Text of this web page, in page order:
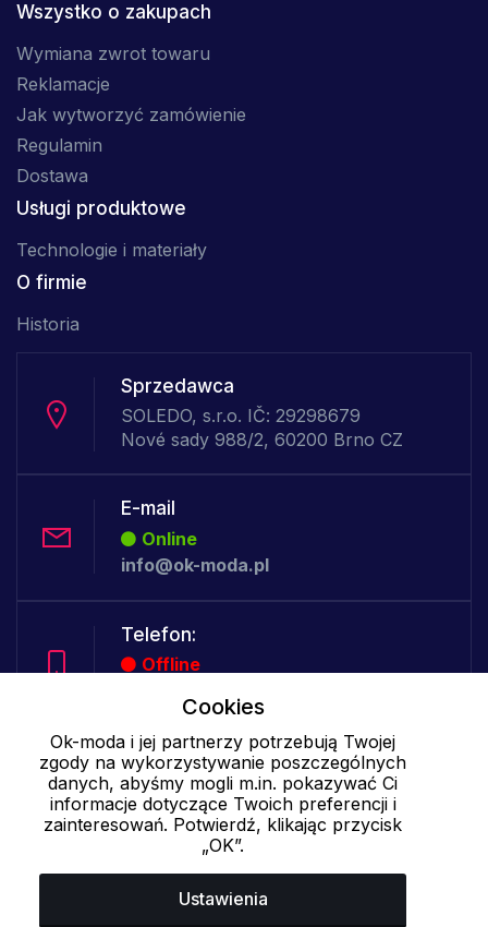
Wszystko o zakupach
Wymiana zwrot towaru
Reklamacje
Jak wytworzyć zamówienie
Regulamin
Dostawa
Usługi produktowe
Technologie i materiały
O firmie
Historia
Sprzedawca
SOLEDO, s.r.o. IČ: 29298679
Nové sady 988/2, 60200 Brno CZ
E-mail
Online
info@ok-moda.pl
Telefon:
Offline
Cookies - szczegółowe ustawienia| Więcej informacji|Polityka
prywatności
Cookies
Ok-moda i jej partnerzy potrzebują Twojej
zgody na wykorzystywanie poszczególnych
danych, abyśmy mogli m.in. pokazywać Ci
informacje dotyczące Twoich preferencji i
zainteresowań. Potwierdź, klikając przycisk
„OK”.
Ustawienia